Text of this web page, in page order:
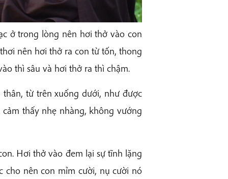
ở trong lòng nên hơi thở vào con
nên hơi thở ra con từ tốn, thong
thì sâu và hơi thở ra thì chậm.
từ trên xuống dưới, như được
thấy nhẹ nhàng, không vướng
Hơi thở vào đem lại sự tĩnh lặng
cho nên con mỉm cười, nụ cười nó